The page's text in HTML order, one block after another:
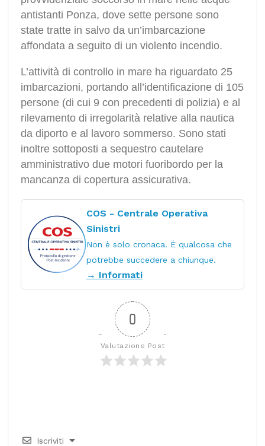
antistanti Ponza, dove sette persone sono
state tratte in salvo da un’imbarcazione
affondata a seguito di un violento incendio.
L’attività di controllo in mare ha riguardato 25
imbarcazioni, portando all’identificazione di 105
persone (di cui 9 con precedenti di polizia) e al
rilevamento di irregolarità relative alla nautica
da diporto e al lavoro sommerso. Sono stati
inoltre sottoposti a sequestro cautelare
amministrativo due motori fuoribordo per la
mancanza di copertura assicurativa.
COS - Centrale Operativa
Sinistri
Non è solo cronaca. È qualcosa che
potrebbe succedere a chiunque.
→ Informati
0
Valutazione Post
Iscriviti